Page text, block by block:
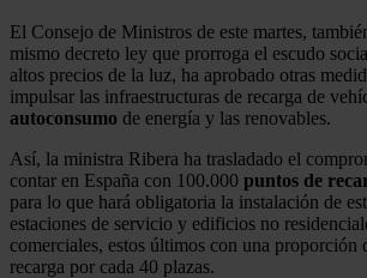
El Consejo de Ministros de este martes,
mismo decreto ley que prorroga el escudo
altos precios de la luz, ha aprobado otras
impulsar las infraestructuras de recarga de
autoconsumo de energía y las renovables.
Así, la ministra Ribera ha trasladado el
contar en España con 100.000 puntos de
para lo que hará obligatoria la instalación de
estaciones de servicio y edificios no
comerciales, estos últimos con una proporción
recarga por cada 40 plazas.